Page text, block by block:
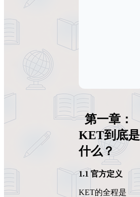
第一章：
KET到底是
什么？
1.1 官方定义
KET的全程是